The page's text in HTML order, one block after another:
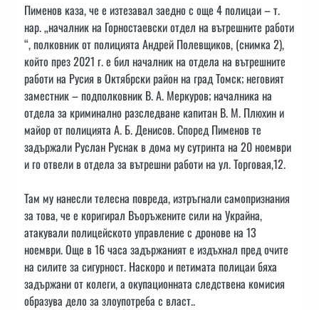
Пименов каза, че е изтезавал заедно с още 4 полицаи – т.
нар. „началник на Горностаевски отдел на вътрешните работи
“, полковник от полицията Андрей Полевщиков, (снимка 2),
който през 2021 г. е бил началник на отдела на вътрешните
работи на Русия в Октябрски район на град Томск; неговият
заместник – подполковник В. А. Меркуров; началника на
отдела за криминално разследване капитан В. М. Плюхин и
майор от полицията А. Б. Денисов. Според Пименов те
задържали Руслан Руснак в дома му сутринта на 20 ноември
и го отвели в отдела за вътрешни работи на ул. Торговая,12.
Там му нанесли телесна повреда, изтръгнали самопризнания
за това, че е коригирал Въоръжените сили на Украйна,
атакували полицейското управление с дронове на 13
ноември. Още в 16 часа задържаният е издъхнал пред очите
на силите за сигурност. Наскоро и петимата полицаи бяха
задържани от колеги, а окупационната следствена комисия
образува дело за злоупотреба с власт..